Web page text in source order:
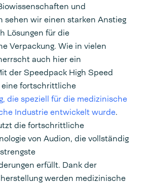
und
sehen wir einen starken Anstieg
Lösungen für die
Verpackung. Wie in vielen
auch hier ein
der Speedpack High Speed
fortschrittliche
die speziell für die medizinische
Industrie entwickelt wurde.
die fortschrittliche
von Audion, die vollständig
erfüllt. Dank der
werden medizinische